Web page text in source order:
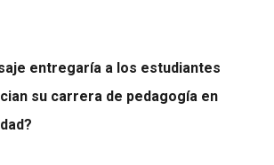
entregaría a los estudiantes
su carrera de pedagogía en